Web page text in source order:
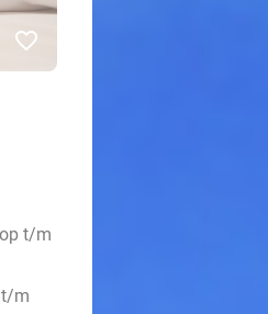
favorite_border
t/m
t/m